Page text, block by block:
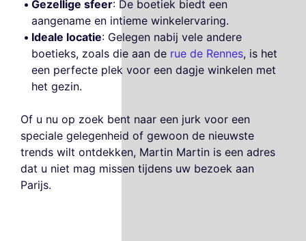
Gezellige sfeer: De boetiek biedt een
aangename en intieme winkelervaring.
Ideale locatie: Gelegen nabij vele andere
boetieks, zoals die aan de rue de Rennes, is het
een perfecte plek voor een dagje winkelen met
het gezin.
Of u nu op zoek bent naar een jurk voor een
speciale gelegenheid of gewoon de nieuwste
trends wilt ontdekken, Martin Martin is een adres
dat u niet mag missen tijdens uw bezoek aan
Parijs.